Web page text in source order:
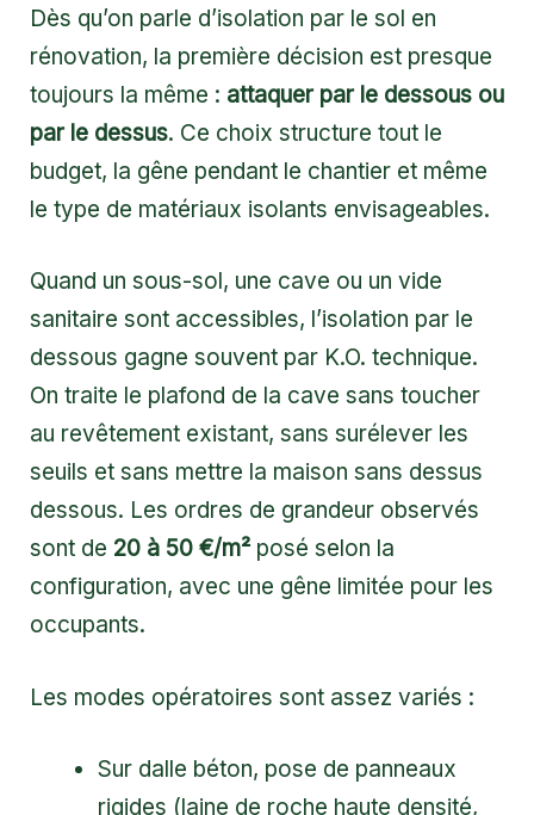
Dès qu’on parle d’isolation par le sol en
rénovation, la première décision est presque
toujours la même : attaquer par le dessous ou
par le dessus. Ce choix structure tout le
budget, la gêne pendant le chantier et même
le type de matériaux isolants envisageables.
Quand un sous-sol, une cave ou un vide
sanitaire sont accessibles, l’isolation par le
dessous gagne souvent par K.O. technique.
On traite le plafond de la cave sans toucher
au revêtement existant, sans surélever les
seuils et sans mettre la maison sans dessus
dessous. Les ordres de grandeur observés
sont de 20 à 50 €/m² posé selon la
configuration, avec une gêne limitée pour les
occupants.
Les modes opératoires sont assez variés :
Sur dalle béton, pose de panneaux
rigides (laine de roche haute densité,